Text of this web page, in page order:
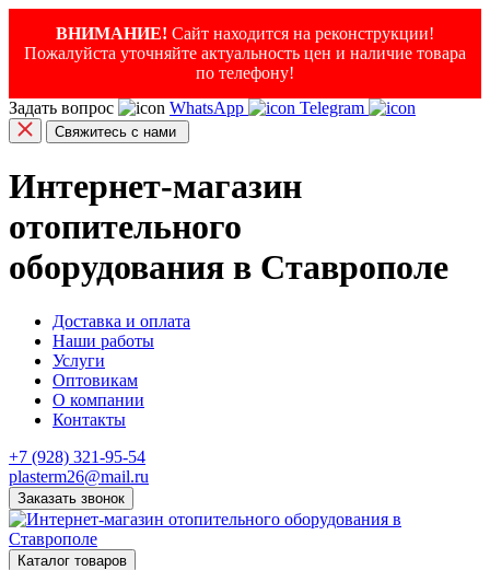
ВНИМАНИЕ! Сайт находится на реконструкции!
Пожалуйста уточняйте актуальность цен и наличие товара
по телефону!
Задать вопрос
WhatsApp Telegram
Свяжитесь с нами
Интернет-магазин
отопительного
оборудования в Ставрополе
Доставка и оплата
Наши работы
Услуги
Оптовикам
О компании
Контакты
+7 (928) 321-95-54
plasterm26@mail.ru
Заказать звонок
Каталог товаров